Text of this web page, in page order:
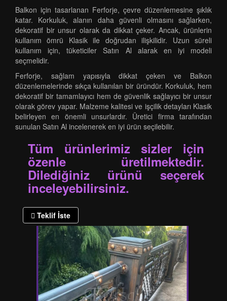
Balkon için tasarlanan Ferforje, çevre düzenlemesine şıklık
katar. Korkuluk, alanın daha güvenli olmasını sağlarken,
dekoratif bir unsur olarak da dikkat çeker. Ancak, ürünlerin
kullanım ömrü Klasik ile doğrudan ilişkilidir. Uzun süreli
kullanım için, tüketiciler Satın Al alarak en iyi modeli
seçmelidir.
Ferforje, sağlam yapısıyla dikkat çeken ve Balkon
düzenlemelerinde sıkça kullanılan bir üründür. Korkuluk, hem
dekoratif bir tamamlayıcı hem de güvenlik sağlayıcı bir unsur
olarak görev yapar. Malzeme kalitesi ve işçilik detayları Klasik
belirleyen en önemli unsurlardır. Üretici firma tarafından
sunulan Satın Al incelenerek en iyi ürün seçilebilir.
Tüm ürünlerimiz sizler için
özenle üretilmektedir.
Dilediğiniz ürünü seçerek
inceleyebilirsiniz.
Teklif İste